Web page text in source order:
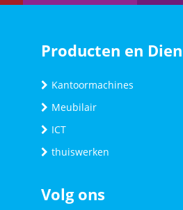
Producten en
Kantoormachines
Meubilair
ICT
thuiswerken
Volg ons